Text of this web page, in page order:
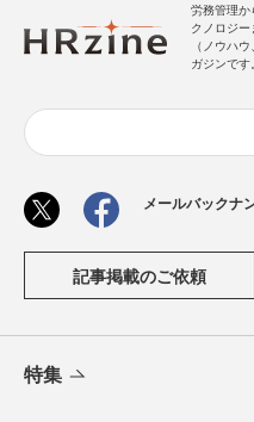
労務管理か
クノロジ
（ノウハ
ガジンです。
メールバックナ
記事掲載のご依頼
特集